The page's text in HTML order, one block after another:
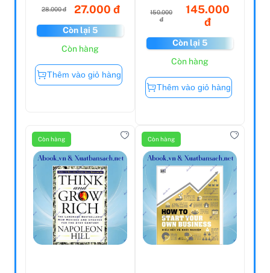
28.000 đ 27.000 đ
Còn lại 5
Còn hàng
Thêm vào giỏ hàng
150.000
đ
145.000
đ
Còn lại 5
Còn hàng
Thêm vào giỏ hàng
Còn hàng Còn hàng